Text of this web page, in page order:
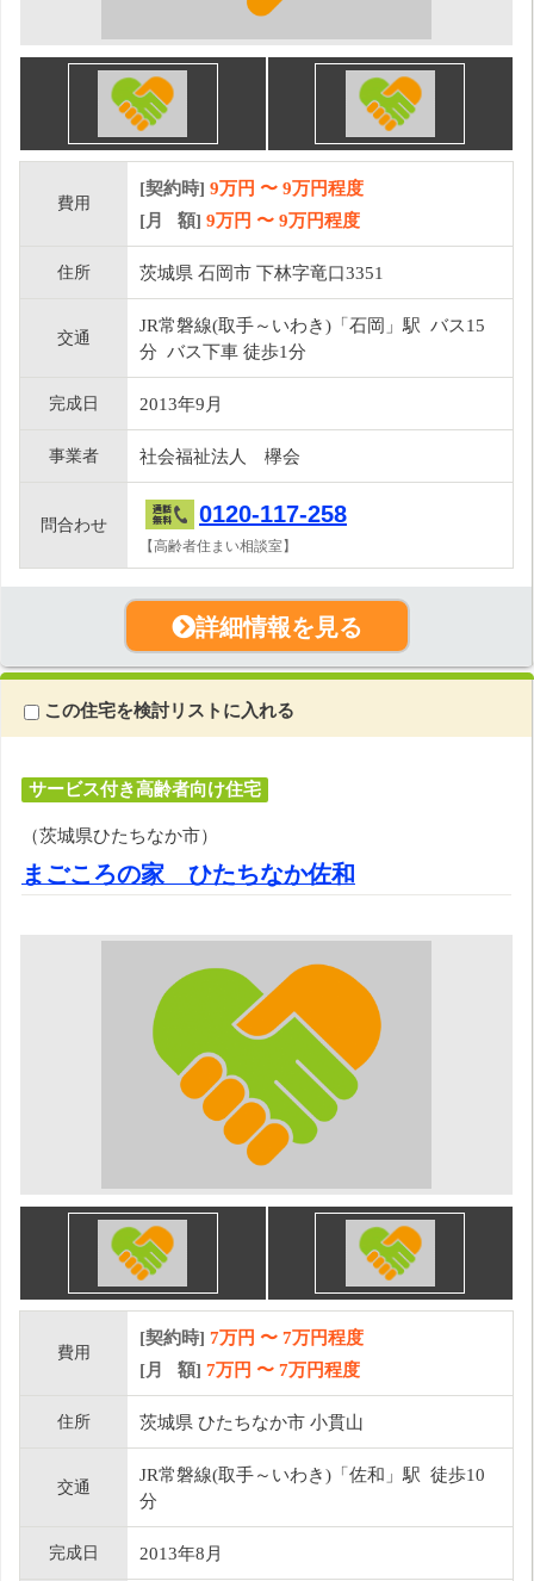
費用
[契約時] 9万円 〜 9万円程度
[月 額] 9万円 〜 9万円程度
住所 茨城県 石岡市 下林字竜口3351
交通
JR常磐線(取手～いわき)「石岡」駅 バス15
分 バス下車 徒歩1分
完成日 2013年9月
事業者 社会福祉法人 欅会
問合わせ 0120-117-258
【高齢者住まい相談室】
詳細情報を見る
この住宅を検討リストに入れる
サービス付き高齢者向け住宅
（茨城県ひたちなか市）
まごころの家 ひたちなか佐和
費用
[契約時] 7万円 〜 7万円程度
[月 額] 7万円 〜 7万円程度
住所 茨城県 ひたちなか市 小貫山
交通
JR常磐線(取手～いわき)「佐和」駅 徒歩10
分
完成日 2013年8月